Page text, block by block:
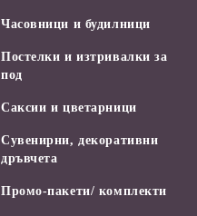
Часовници и будилници
Постелки и изтривалки за
под
Саксии и цветарници
Сувенирни, декоративни
дръвчета
Промо-пакети/ комплекти